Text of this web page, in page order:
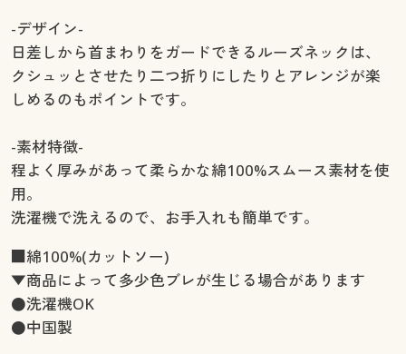
-デザイン-
日差しから首まわりをガードできるルーズネックは、
クシュッとさせたり二つ折りにしたりとアレンジが楽
しめるのもポイントです。
-素材特徴-
程よく厚みがあって柔らかな綿100%スムース素材を使
用。
洗濯機で洗えるので、お手入れも簡単です。
■綿100%(カットソー)
▼商品によって多少色ブレが生じる場合があります
●洗濯機OK
●中国製